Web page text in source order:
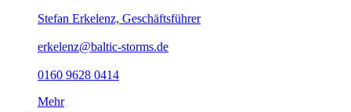
Stefan Erkelenz, Geschäftsführer
erkelenz@baltic-storms.de
0160 9628 0414
Mehr